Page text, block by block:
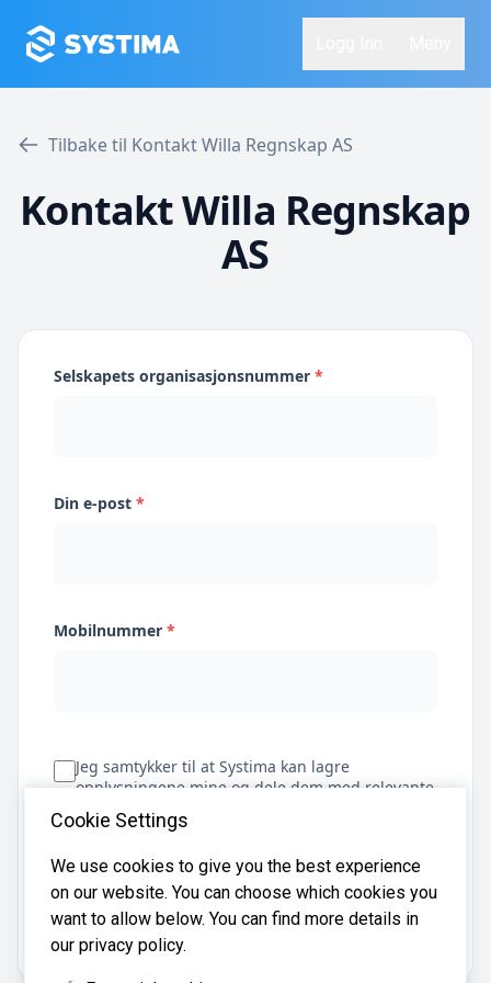
Tilbake til Kontakt Willa Regnskap AS
Kontakt Willa Regnskap
AS
Selskapets organisasjonsnummer *
Din e-post *
Mobilnummer *
Jeg samtykker til at Systima kan lagre
opplysningene mine og dele dem med relevante
regnskapsbyråer for å hjelpe meg å finne
regnskapsfører
Få tilbud
Cookie Settings
We use cookies to give you the best experience
on our website. You can choose which cookies you
want to allow below. You can find more details in
our privacy policy.